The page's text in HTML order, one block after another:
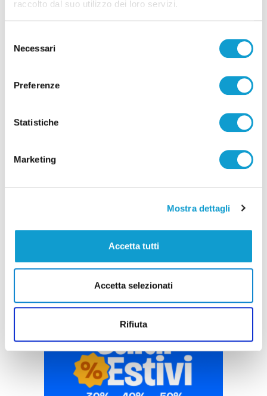
raccolto dal suo utilizzo dei loro servizi.
delNecessari
Preferenze
Statistiche
Marketing
Mostra dettagli
Accetta tutti
Accetta selezionati
Rifiuta
alla Triestina